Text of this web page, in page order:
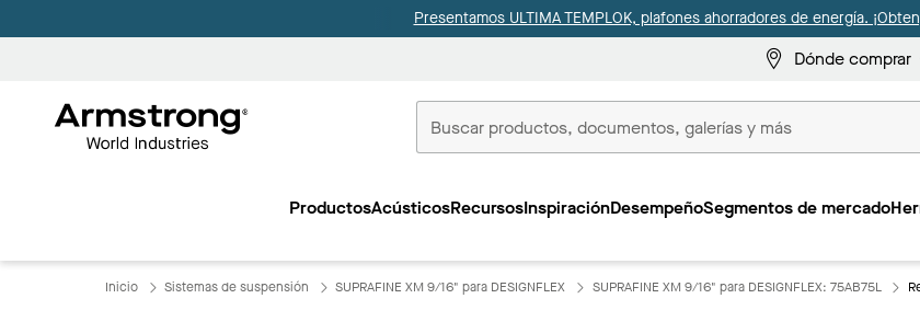
Presentamos ULTIMA TEMPLOK, plafones ahorradores de energía.
Dónde comprar
Inicio
ProductosAcústicosRecursosInspiraciónDesempeñoSegmentos de mercado
Inicio Sistemas de suspensión SUPRAFINE XM 9/16" para DESIGNFLEX SUPRAFINE XM 9/16" para DESIGNFLEX: 75AB75L